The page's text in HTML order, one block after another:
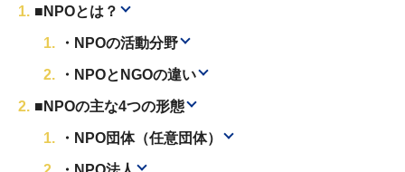
■NPOとは？
・NPOの活動分野
・NPOとNGOの違い
■NPOの主な4つの形態
・NPO団体（任意団体）